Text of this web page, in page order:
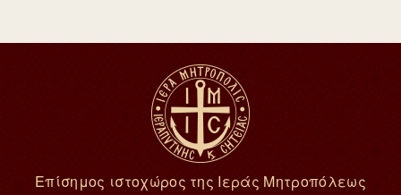
Επίσημος ιστοχώρος της Ιεράς Μητροπόλεως